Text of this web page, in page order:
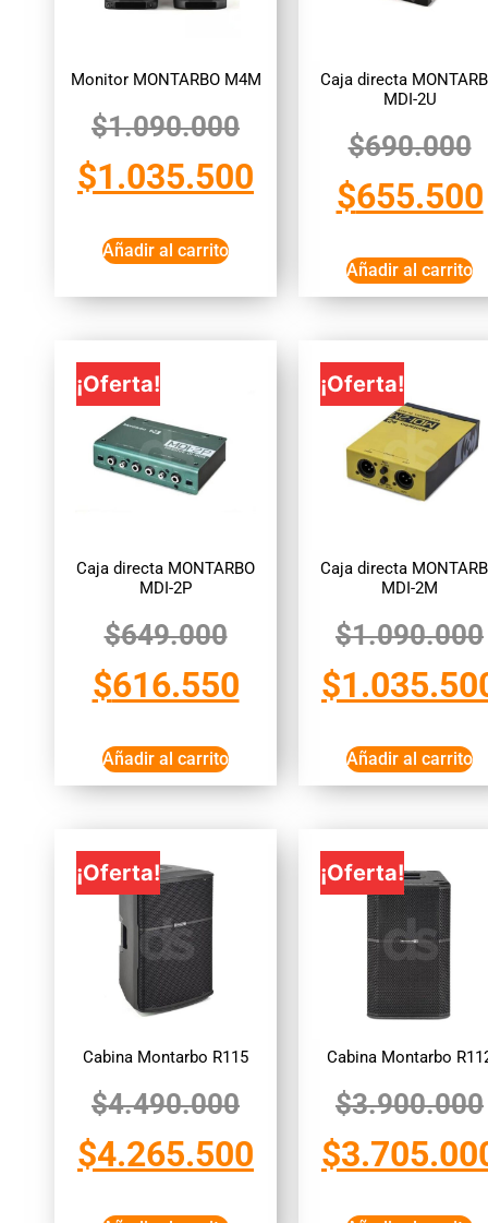
Monitor MONTARBO M4M
$1.090.000
$1.035.500
Añadir al carrito
Caja directa
MDI-2U
$690.000
$655.500
Añadir al carrito
¡Oferta!
Caja directa MONTARBO
MDI-2P
$649.000
$616.550
Añadir al carrito
¡Oferta!
Caja directa
MDI-2M
$1.090.000
$
Añadir al carrito
¡Oferta!
Cabina Montarbo R115
$4.490.000
$4.265.500
¡Oferta!
Cabina Montarbo
$3.900.000
$